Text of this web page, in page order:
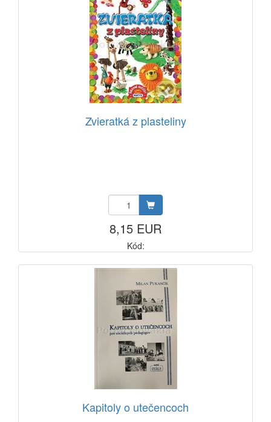
Zvieratká z plasteliny
8,15 EUR
Kód:
Kapitoly o utečencoch